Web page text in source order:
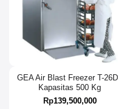
GEA Air Blast Freezer T-26D |
Kapasitas 500 Kg
Rp139,500,000